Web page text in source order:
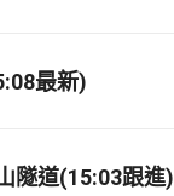
最新)
隧道(15:03跟進)